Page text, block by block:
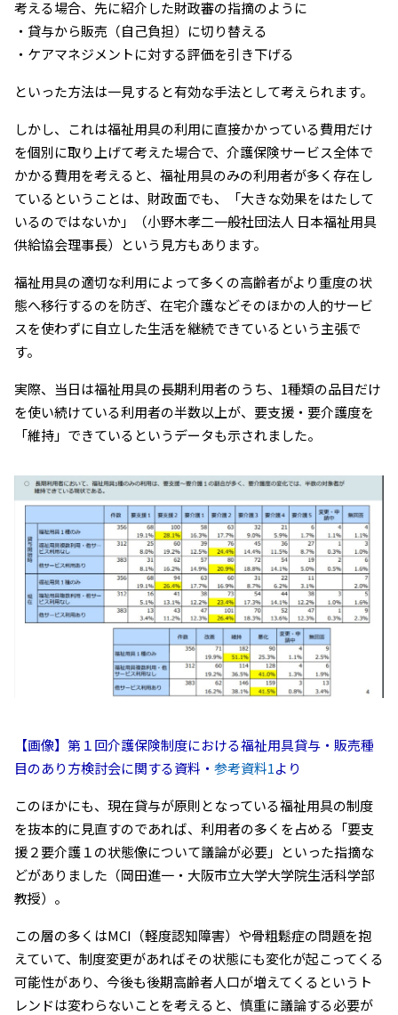
考える場合、先に紹介した財政審の指摘のように
・貸与から販売（自己負担）に切り替える
・ケアマネジメントに対する評価を引き下げる
といった方法は一見すると有効な手法として考えられます。
しかし、これは福祉用具の利用に直接かかっている費用だけ
を個別に取り上げて考えた場合で、介護保険サービス全体で
かかる費用を考えると、福祉用具のみの利用者が多く存在し
ているということは、財政面でも、「大きな効果をはたして
いるのではないか」（小野木孝二一般社団法人 日本福祉用具
供給協会理事長）という見方もあります。
福祉用具の適切な利用によって多くの高齢者がより重度の状
態へ移行するのを防ぎ、在宅介護などそのほかの人的サービ
スを使わずに自立した生活を継続できているという主張で
す。
実際、当日は福祉用具の長期利用者のうち、1種類の品目だけ
を使い続けている利用者の半数以上が、要支援・要介護度を
「維持」できているというデータも示されました。
【画像】第１回介護保険制度における福祉用具貸与・販売種
目のあり方検討会に関する資料・ 参考資料1より
このほかにも、現在貸与が原則となっている福祉用具の制度
を抜本的に見直すのであれば、利用者の多くを占める「要支
援２要介護１の状態像について議論が必要」といった指摘な
どがありました（岡田進一・大阪市立大学大学院生活科学部
教授）。
この層の多くはMCI（軽度認知障害）や骨粗鬆症の問題を抱
えていて、制度変更があればその状態にも変化が起こってくる
可能性があり、今後も後期高齢者人口が増えてくるというト
レンドは変わらないことを考えると、慎重に議論する必要が